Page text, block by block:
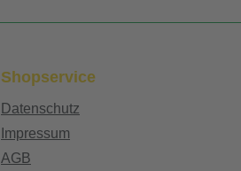
Shopservice
Datenschutz
Impressum
AGB